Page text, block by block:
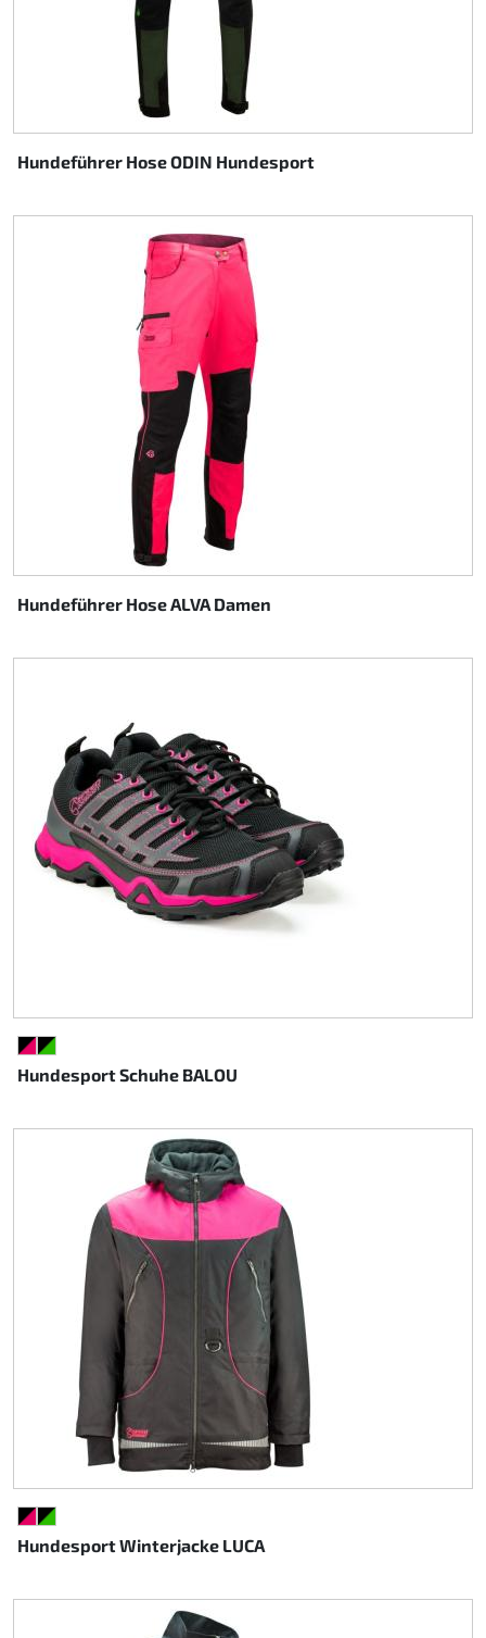
Hundeführer Hose ODIN Hundesport
Hundeführer Hose ALVA Damen
Hundesport Schuhe BALOU
SCHWARZ/PINK
SCHWARZ/GRÜN
Hundesport Winterjacke LUCA
SCHWARZ/PINK
SCHWARZ/GRÜN